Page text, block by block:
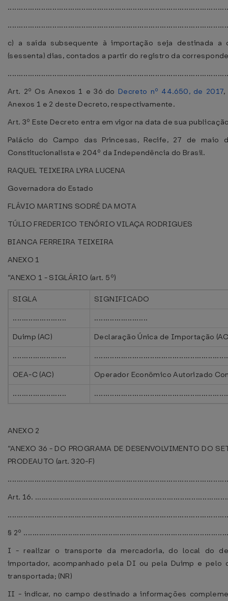
c) a saída subsequente à importação seja destinada
(sessenta) dias, contados a partir do registro da
Art. 2º Os Anexos 1 e 36 do Decreto nº 44.650, de 2017,
Anexos 1 e 2 deste Decreto, respectivamente.
Art. 3º Este Decreto entra em vigor na data de sua
Palácio do Campo das Princesas, Recife, 27 de maio
Constitucionalista e 204º da Independência do Brasil.
RAQUEL TEIXEIRA LYRA LUCENA
Governadora do Estado
FLÁVIO MARTINS SODRÉ DA MOTA
TÚLIO FREDERICO TENÓRIO VILAÇA RODRIGUES
BIANCA FERREIRA TEIXEIRA
ANEXO 1
“ANEXO 1 - SIGLÁRIO (art. 5º)
SIGLA
SIGNIFICADO
........................
........................
Duimp (AC)
Declaração Única de Importação
........................
OEA-C (AC)
Operador Econômico Autorizado
........................
ANEXO 2
“ANEXO 36 - DO PROGRAMA DE DESENVOLVIMENTO DO
PRODEAUTO (art. 320-F)
Art. 16.
§ 2º
I - realizar o transporte da mercadoria, do local do
importador, acompanhado pela DI ou pela Duimp e
transportada; (NR)
II - indicar, no campo destinado a informações